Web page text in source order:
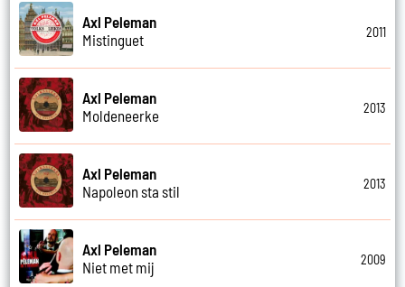
Axl Peleman
Mistinguet
2011
Axl Peleman
Moldeneerke
2013
Axl Peleman
Napoleon sta stil
2013
Axl Peleman
Niet met mij
2009